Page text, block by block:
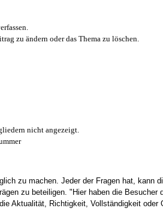
zu ändern oder das Thema zu löschen.
nicht angezeigt.
zu machen. Jeder der Fragen hat, kann
zu beteiligen. "Hier haben die
Aktualität, Richtigkeit, Vollständigkeit